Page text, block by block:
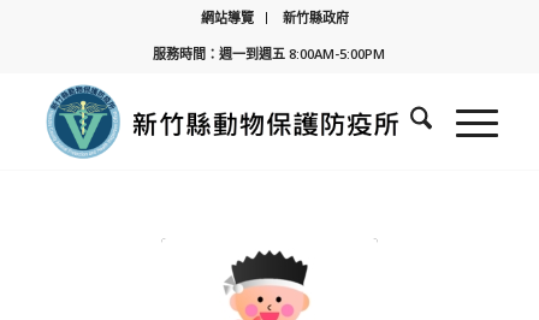
網站導覽
新竹縣政府
服務時間：週一到週五 8:00AM-5:00PM